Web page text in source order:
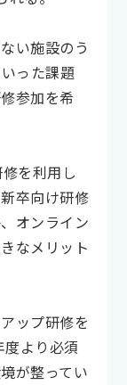
い施設のう
った課題
参加を希
を利用し
卒向け研修
オンライン
なメリット
ップ研修を
より必須
が整ってい